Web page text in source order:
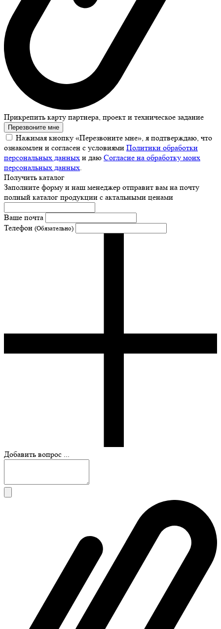
Прикрепить карту партнера, проект и техническое задание
Перезвоните мне
Нажимая кнопку «Перезвоните мне», я подтверждаю, что
ознакомлен и согласен с условиями Политики обработки
персональных данных и даю Согласие на обработку моих
персональных данных.
Получить каталог
Заполните форму и наш менеджер отправит вам на почту
полный каталог продукции с актальными ценами
Ваше почта
Телефон (Обязательно)
Добавить вопрос ...